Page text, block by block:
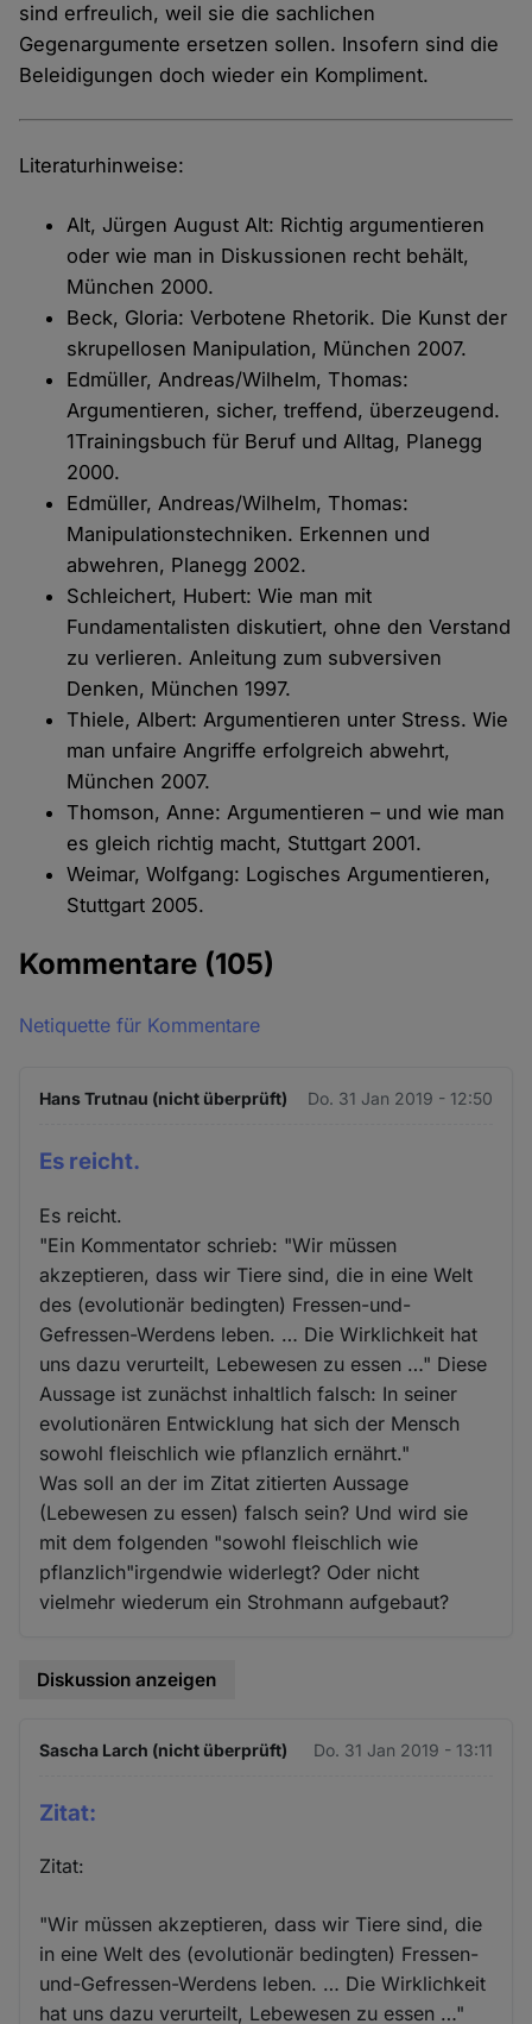
sind erfreulich, weil sie die sachlichen
Gegenargumente ersetzen sollen. Insofern sind die
Beleidigungen doch wieder ein Kompliment.
Literaturhinweise:
Alt, Jürgen August Alt: Richtig argumentieren
oder wie man in Diskussionen recht behält,
München 2000.
Beck, Gloria: Verbotene Rhetorik. Die Kunst der
skrupellosen Manipulation, München 2007.
Edmüller, Andreas/Wilhelm, Thomas:
Argumentieren, sicher, treffend, überzeugend.
1Trainingsbuch für Beruf und Alltag, Planegg
2000.
Edmüller, Andreas/Wilhelm, Thomas:
Manipulationstechniken. Erkennen und
abwehren, Planegg 2002.
Schleichert, Hubert: Wie man mit
Fundamentalisten diskutiert, ohne den Verstand
zu verlieren. Anleitung zum subversiven
Denken, München 1997.
Thiele, Albert: Argumentieren unter Stress. Wie
man unfaire Angriffe erfolgreich abwehrt,
München 2007.
Thomson, Anne: Argumentieren – und wie man
es gleich richtig macht, Stuttgart 2001.
Weimar, Wolfgang: Logisches Argumentieren,
Stuttgart 2005.
Kommentare (105)
Netiquette für Kommentare
Hans Trutnau (nicht überprüft) Do. 31 Jan 2019 - 12:50
Es reicht.
Es reicht.
"Ein Kommentator schrieb: "Wir müssen
akzeptieren, dass wir Tiere sind, die in eine Welt
des (evolutionär bedingten) Fressen-und-
Gefressen-Werdens leben. … Die Wirklichkeit hat
uns dazu verurteilt, Lebewesen zu essen …" Diese
Aussage ist zunächst inhaltlich falsch: In seiner
evolutionären Entwicklung hat sich der Mensch
sowohl fleischlich wie pflanzlich ernährt."
Was soll an der im Zitat zitierten Aussage
(Lebewesen zu essen) falsch sein? Und wird sie
mit dem folgenden "sowohl fleischlich wie
pflanzlich"irgendwie widerlegt? Oder nicht
vielmehr wiederum ein Strohmann aufgebaut?
Diskussion anzeigen
Sascha Larch (nicht überprüft) Do. 31 Jan 2019 - 13:11
Zitat:
Zitat:
"Wir müssen akzeptieren, dass wir Tiere sind, die
in eine Welt des (evolutionär bedingten) Fressen-
und-Gefressen-Werdens leben. … Die Wirklichkeit
hat uns dazu verurteilt, Lebewesen zu essen …"